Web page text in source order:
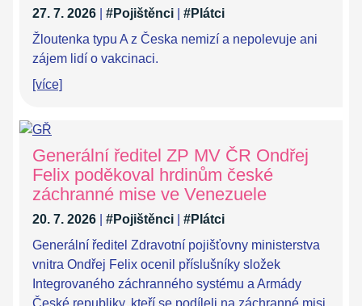
27. 7. 2026 #Pojištěnci
#Plátci
Žloutenka typu A z Česka nemizí a nepolevuje ani
zájem lidí o vakcinaci.
[více]
Generální ředitel ZP MV ČR Ondřej
Felix poděkoval hrdinům české
záchranné mise ve Venezuele
20. 7. 2026 #Pojištěnci
#Plátci
Generální ředitel Zdravotní pojišťovny ministerstva
vnitra Ondřej Felix ocenil příslušníky složek
Integrovaného záchranného systému a Armády
České republiky, kteří se podíleli na záchranné misi